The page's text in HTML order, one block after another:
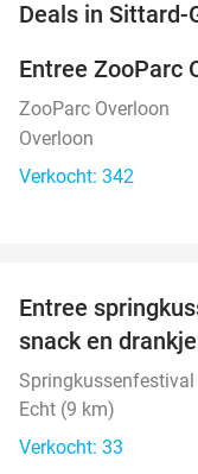
Deals in Sittard-
TODAY
Entree ZooParc
ZooParc Overloon
Overloon
Verkocht: 342
TODAY
Entree
snack en drankje
Springkussenfestival
Echt (9 km)
Verkocht: 33